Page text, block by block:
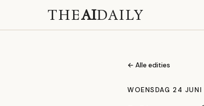
THEAIDAILY
← Alle edities
WOENSDAG 24 JUNI